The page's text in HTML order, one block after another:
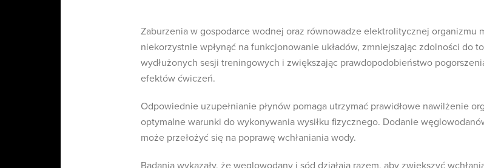
Zaburzenia w gospodarce wodnej oraz równowadze elektrolitycznej organizmu
niekorzystnie wpłynąć na funkcjonowanie układów, zmniejszając zdolności do
wydłużonych sesji treningowych i zwiększając prawdopodobieństwo
efektów ćwiczeń.
Odpowiednie uzupełnianie płynów pomaga utrzymać prawidłowe nawilżenie
optymalne warunki do wykonywania wysiłku fizycznego. Dodanie
może przełożyć się na poprawę wchłaniania wody.
Badania wykazały, że węglowodany i sód działają razem, aby zwiększyć